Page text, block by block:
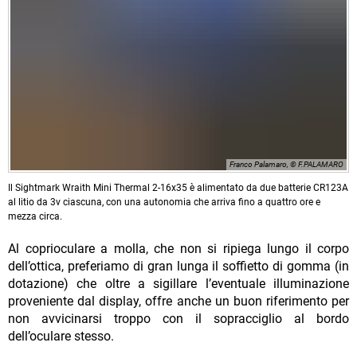
Franco Palamaro, © F.PALAMARO
Il Sightmark Wraith Mini Thermal 2-16x35 è alimentato da due batterie CR123A
al litio da 3v ciascuna, con una autonomia che arriva fino a quattro ore e
mezza circa.
Al coprioculare a molla, che non si ripiega lungo il corpo
dell’ottica, preferiamo di gran lunga il soffietto di gomma (in
dotazione) che oltre a sigillare l’eventuale illuminazione
proveniente dal display, offre anche un buon riferimento per
non avvicinarsi troppo con il sopracciglio al bordo
dell’oculare stesso.